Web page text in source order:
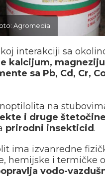
Agromedia
interakciji sa
kalcijum,
sa Pb, Cd, Cr,
na
i druge štetočine
prirodni insekticid .
ima izvanredne
hemijske i termičke
vodo-